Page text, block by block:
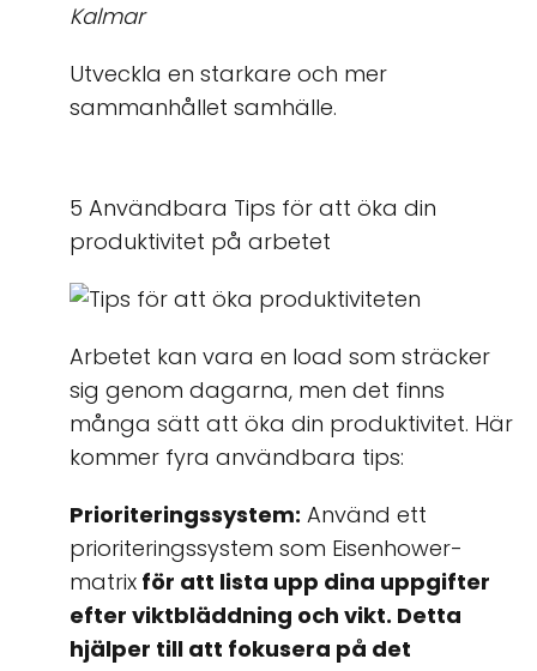
Kalmar
Utveckla en starkare och mer
sammanhållet samhälle.
5 Användbara Tips för att öka din
produktivitet på arbetet
Arbetet kan vara en load som sträcker
sig genom dagarna, men det finns
många sätt att öka din produktivitet. Här
kommer fyra användbara tips:
Prioriteringssystem: Använd ett
prioriteringssystem som Eisenhower-
matrix för att lista upp dina uppgifter
efter viktbläddning och vikt. Detta
hjälper till att fokusera på det